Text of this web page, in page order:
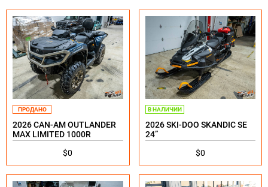
ПРОДАНО
2026 CAN-AM OUTLANDER
MAX LIMITED 1000R
$0
В НАЛИЧИИ
2026 SKI-DOO SKANDIC SE
24”
$0